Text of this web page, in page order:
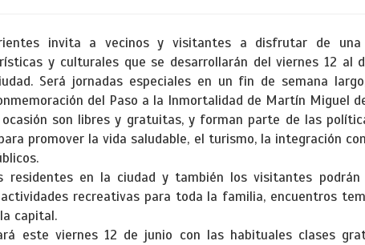
invita a vecinos y visitantes a disfrutar de una
y culturales que se desarrollarán del viernes 12 al
Será jornadas especiales en un fin de semana
del Paso a la Inmortalidad de Martín Miguel
son libres y gratuitas, y forman parte de las
promover la vida saludable, el turismo, la integración
residentes en la ciudad y también los visitantes
recreativas para toda la familia, encuentros
capital.
este viernes 12 de junio con las habituales clases